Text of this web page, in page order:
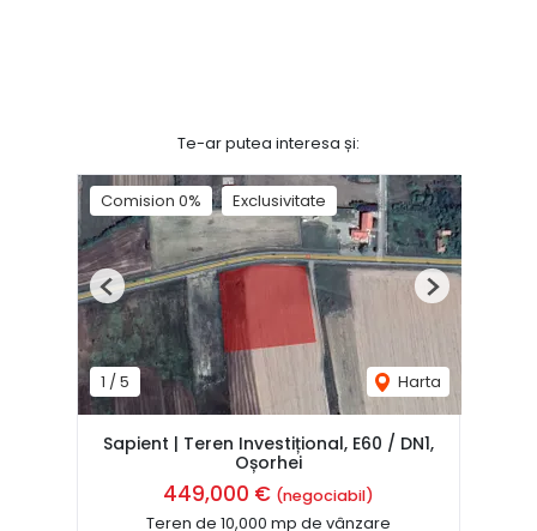
Te-ar putea interesa și:
Comision 0% Exclusivitate
1 / 5 Harta
Previous Next
Sapient | Teren Investițional, E60 / DN1,
Oșorhei
449,000 € (negociabil)
Teren de 10,000 mp de vânzare